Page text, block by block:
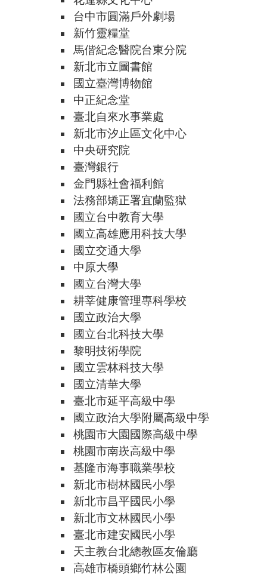
台中市圓滿戶外劇場
新竹靈糧堂
馬偕紀念醫院台東分院
新北市立圖書館
國立臺灣博物館
中正紀念堂
臺北自來水事業處
新北市汐止區文化中心
中央研究院
臺灣銀行
金門縣社會福利館
法務部矯正署宜蘭監獄
國立台中教育大學
國立高雄應用科技大學
國立交通大學
中原大學
國立台灣大學
耕莘健康管理專科學校
國立政治大學
國立台北科技大學
黎明技術學院
國立雲林科技大學
國立清華大學
臺北市延平高級中學
國立政治大學附屬高級中學
桃園市大園國際高級中學
桃園市南崁高級中學
基隆市海事職業學校
新北市樹林國民小學
新北市昌平國民小學
新北市文林國民小學
臺北市建安國民小學
天主教台北總教區友倫廳
高雄市橋頭鄉竹林公園